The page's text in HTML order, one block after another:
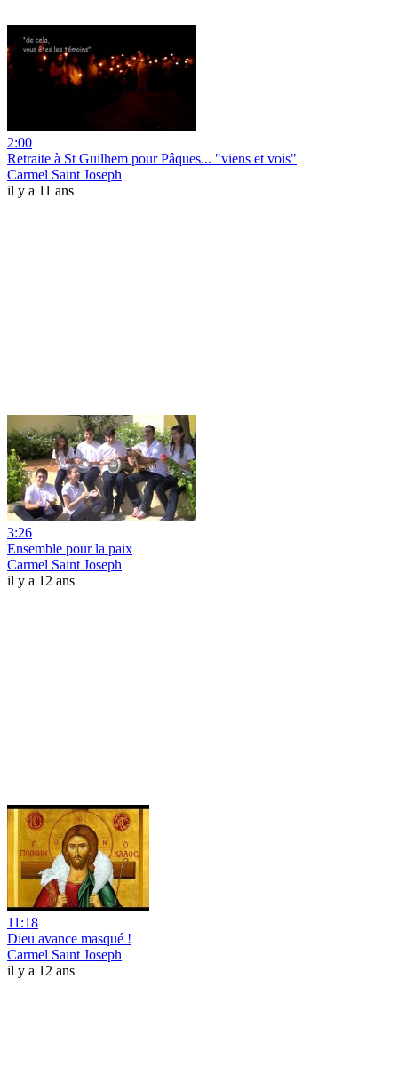
2:00
Retraite à St Guilhem pour Pâques... "viens et vois"
Carmel Saint Joseph
il y a 11 ans
3:26
Ensemble pour la paix
Carmel Saint Joseph
il y a 12 ans
11:18
Dieu avance masqué !
Carmel Saint Joseph
il y a 12 ans